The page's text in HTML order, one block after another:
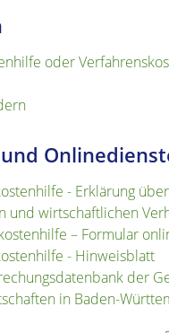
oder
- Erklärung
und wirtschaftlichen
– Formular
- Hinweisblatt
der
in Baden-